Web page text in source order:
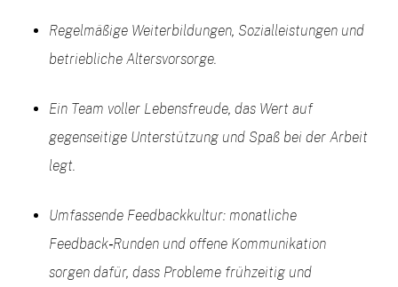
Regelmäßige Weiterbildungen, Sozialleistungen und
betriebliche Altersvorsorge.
Ein Team voller Lebensfreude, das Wert auf
gegenseitige Unterstützung und Spaß bei der Arbeit
legt.
Umfassende Feedbackkultur: monatliche
Feedback‑Runden und offene Kommunikation
sorgen dafür, dass Probleme frühzeitig und